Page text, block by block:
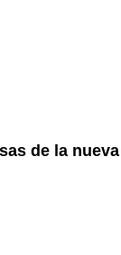
de la